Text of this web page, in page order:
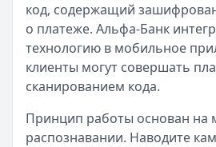
код, содержащий
о платеже. Альфа-Банк
технологию в мобильное
клиенты могут совершать
сканированием кода.
Принцип работы основан на
распознавании. Наводите